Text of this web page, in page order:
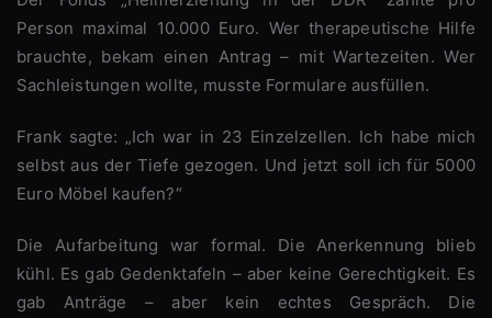
Person maximal 10.000 Euro. Wer therapeutische Hilfe
brauchte, bekam einen Antrag – mit Wartezeiten. Wer
Sachleistungen wollte, musste Formulare ausfüllen.
Frank sagte: „Ich war in 23 Einzelzellen. Ich habe mich
selbst aus der Tiefe gezogen. Und jetzt soll ich für 5000
Euro Möbel kaufen?“
Die Aufarbeitung war formal. Die Anerkennung blieb
kühl. Es gab Gedenktafeln – aber keine Gerechtigkeit. Es
gab Anträge – aber kein echtes Gespräch. Die